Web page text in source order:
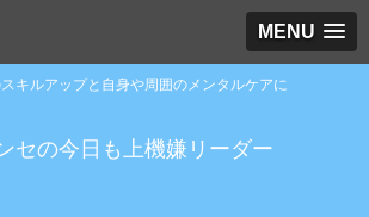
MENU
キルアップと自身や周囲のメンタルケアに
セの今日も上機嫌リーダー